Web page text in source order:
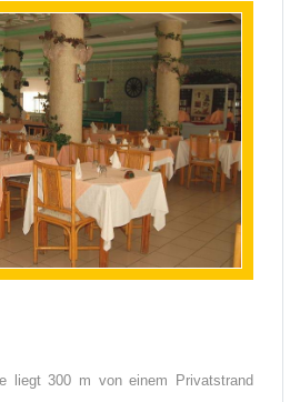
liegt 300 m von einem Privatstrand